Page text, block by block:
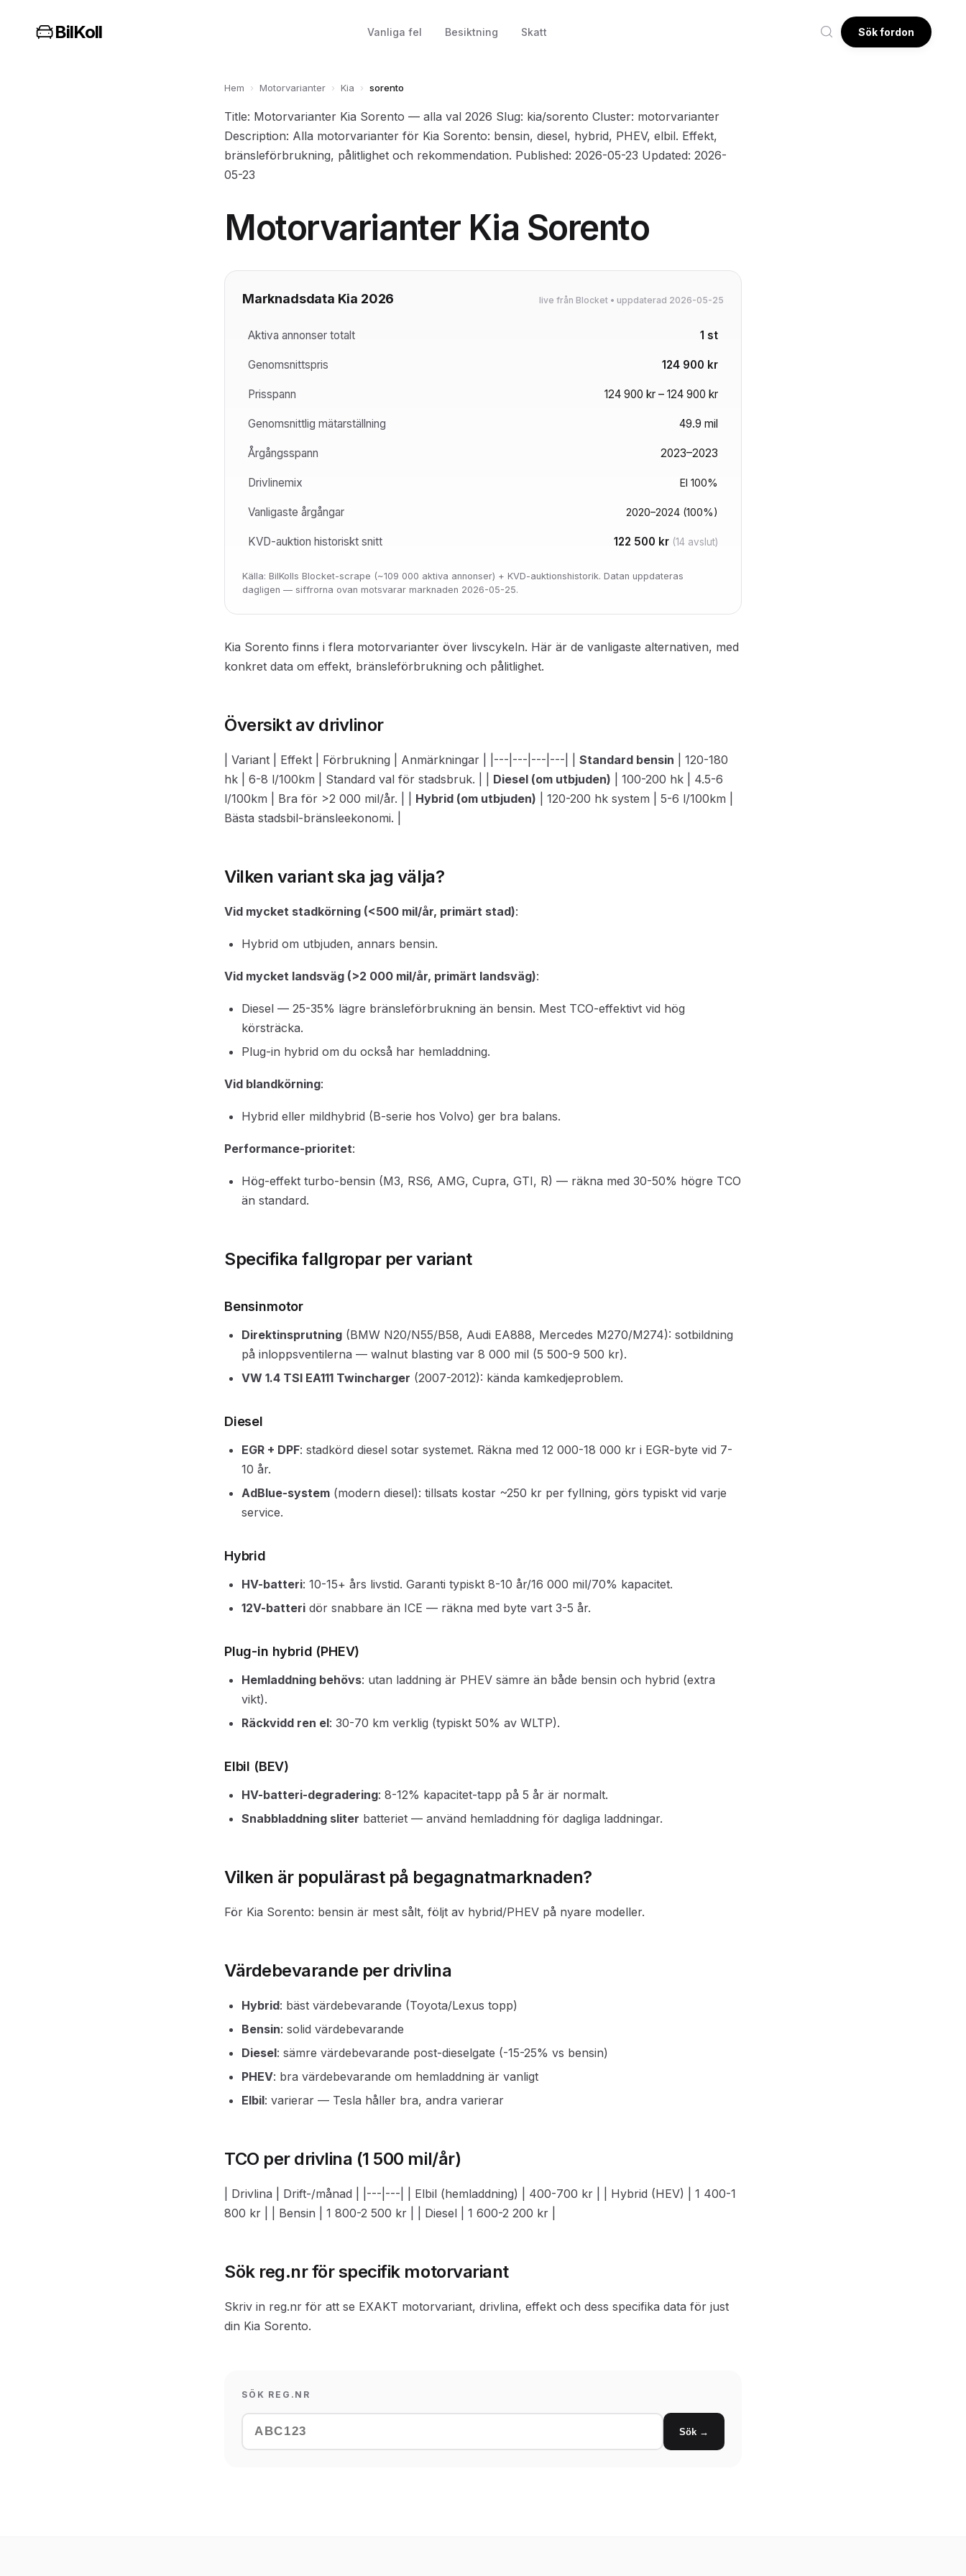
BilKoll Vanliga fel Besiktning Skatt Sök fordon
Hem › Motorvarianter › Kia › sorento
Title: Motorvarianter Kia Sorento — alla val 2026 Slug: kia/sorento Cluster: motorvarianter
Description: Alla motorvarianter för Kia Sorento: bensin, diesel, hybrid, PHEV, elbil. Effekt,
bränsleförbrukning, pålitlighet och rekommendation. Published: 2026-05-23 Updated: 2026-
05-23
Motorvarianter Kia Sorento
Marknadsdata Kia 2026 live från Blocket • uppdaterad 2026-05-25
Aktiva annonser totalt 1 st
Genomsnittspris 124 900 kr
Prisspann 124 900 kr – 124 900 kr
Genomsnittlig mätarställning 49.9 mil
Årgångsspann 2023–2023
Drivlinemix El 100%
Vanligaste årgångar 2020–2024 (100%)
KVD-auktion historiskt snitt 122 500 kr (14 avslut)
Källa: BilKolls Blocket-scrape (~109 000 aktiva annonser) + KVD-auktionshistorik. Datan uppdateras
dagligen — siffrorna ovan motsvarar marknaden 2026-05-25.
Kia Sorento finns i flera motorvarianter över livscykeln. Här är de vanligaste alternativen, med
konkret data om effekt, bränsleförbrukning och pålitlighet.
Översikt av drivlinor
| Variant | Effekt | Förbrukning | Anmärkningar | |---|---|---|---| | Standard bensin | 120-180
hk | 6-8 l/100km | Standard val för stadsbruk. | | Diesel (om utbjuden) | 100-200 hk | 4.5-6
l/100km | Bra för >2 000 mil/år. | | Hybrid (om utbjuden) | 120-200 hk system | 5-6 l/100km |
Bästa stadsbil-bränsleekonomi. |
Vilken variant ska jag välja?
Vid mycket stadkörning (<500 mil/år, primärt stad):
Hybrid om utbjuden, annars bensin.
Vid mycket landsväg (>2 000 mil/år, primärt landsväg):
Diesel — 25-35% lägre bränsleförbrukning än bensin. Mest TCO-effektivt vid hög
körsträcka.
Plug-in hybrid om du också har hemladdning.
Vid blandkörning:
Hybrid eller mildhybrid (B-serie hos Volvo) ger bra balans.
Performance-prioritet:
Hög-effekt turbo-bensin (M3, RS6, AMG, Cupra, GTI, R) — räkna med 30-50% högre TCO
än standard.
Specifika fallgropar per variant
Bensinmotor
Direktinsprutning (BMW N20/N55/B58, Audi EA888, Mercedes M270/M274): sotbildning
på inloppsventilerna — walnut blasting var 8 000 mil (5 500-9 500 kr).
VW 1.4 TSI EA111 Twincharger (2007-2012): kända kamkedjeproblem.
Diesel
EGR + DPF: stadkörd diesel sotar systemet. Räkna med 12 000-18 000 kr i EGR-byte vid 7-
10 år.
AdBlue-system (modern diesel): tillsats kostar ~250 kr per fyllning, görs typiskt vid varje
service.
Hybrid
HV-batteri: 10-15+ års livstid. Garanti typiskt 8-10 år/16 000 mil/70% kapacitet.
12V-batteri dör snabbare än ICE — räkna med byte vart 3-5 år.
Plug-in hybrid (PHEV)
Hemladdning behövs: utan laddning är PHEV sämre än både bensin och hybrid (extra
vikt).
Räckvidd ren el: 30-70 km verklig (typiskt 50% av WLTP).
Elbil (BEV)
HV-batteri-degradering: 8-12% kapacitet-tapp på 5 år är normalt.
Snabbladdning sliter batteriet — använd hemladdning för dagliga laddningar.
Vilken är populärast på begagnatmarknaden?
För Kia Sorento: bensin är mest sålt, följt av hybrid/PHEV på nyare modeller.
Värdebevarande per drivlina
Hybrid: bäst värdebevarande (Toyota/Lexus topp)
Bensin: solid värdebevarande
Diesel: sämre värdebevarande post-dieselgate (-15-25% vs bensin)
PHEV: bra värdebevarande om hemladdning är vanligt
Elbil: varierar — Tesla håller bra, andra varierar
TCO per drivlina (1 500 mil/år)
| Drivlina | Drift-/månad | |---|---| | Elbil (hemladdning) | 400-700 kr | | Hybrid (HEV) | 1 400-1
800 kr | | Bensin | 1 800-2 500 kr | | Diesel | 1 600-2 200 kr |
Sök reg.nr för specifik motorvariant
Skriv in reg.nr för att se EXAKT motorvariant, drivlina, effekt och dess specifika data för just
din Kia Sorento.
SÖK REG.NR
Sök →